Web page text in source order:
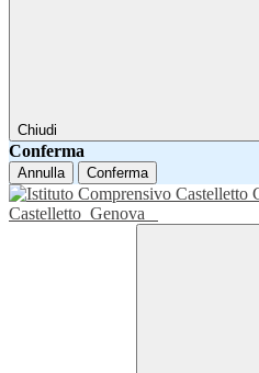
Chiudi
Conferma
Annulla Conferma
Castelletto Genova